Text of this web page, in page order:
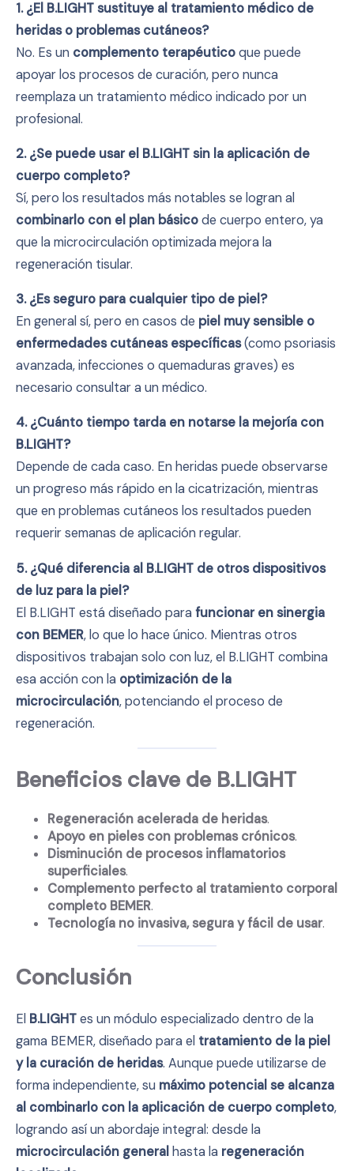
1. ¿El B.LIGHT sustituye al tratamiento médico de
heridas o problemas cutáneos?
No. Es un complemento terapéuticoque puede
apoyar los procesos de curación, pero nunca
reemplaza un tratamiento médico indicado por un
profesional.
2. ¿Se puede usar el B.LIGHT sin la aplicación de
cuerpo completo?
Sí, pero los resultados más notables se logran al
combinarlo con el plan básicode cuerpo entero, ya
que la microcirculación optimizada mejora la
regeneración tisular.
3. ¿Es seguro para cualquier tipo de piel?
En general sí, pero en casos de piel muy sensible o
enfermedades cutáneas específicas(como psoriasis
avanzada, infecciones o quemaduras graves) es
necesario consultar a un médico.
4. ¿Cuánto tiempo tarda en notarse la mejoría con
B.LIGHT?
Depende de cada caso. En heridas puede observarse
un progreso más rápido en la cicatrización, mientras
que en problemas cutáneos los resultados pueden
requerir semanas de aplicación regular.
5. ¿Qué diferencia al B.LIGHT de otros dispositivos
de luz para la piel?
El B.LIGHT está diseñado para funcionar en sinergia
con BEMER, lo que lo hace único. Mientras otros
dispositivos trabajan solo con luz, el B.LIGHT combina
esa acción con la optimización de la
microcirculación, potenciando el proceso de
regeneración.
Beneficios clave de B.LIGHT
Regeneración acelerada de heridas.
Apoyo en pieles con problemas crónicos.
Disminución de procesos inflamatorios
superficiales.
Complemento perfecto al tratamiento corporal
completo BEMER.
Tecnología no invasiva, segura y fácil de usar.
Conclusión
El B.LIGHTes un módulo especializado dentro de la
gama BEMER, diseñado para el tratamiento de la piel
y la curación de heridas. Aunque puede utilizarse de
forma independiente, su máximo potencial se alcanza
al combinarlo con la aplicación de cuerpo completo,
logrando así un abordaje integral: desde la
microcirculación general hasta la regeneración